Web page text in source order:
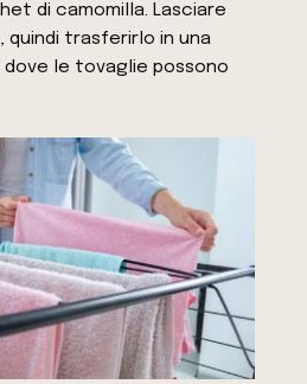
di camomilla. Lasciare
quindi trasferirlo in una
le tovaglie possono